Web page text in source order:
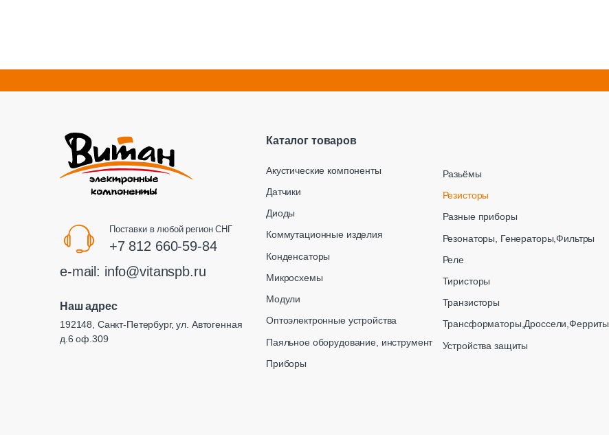
Поставки в любой регион СНГ
+7 812 660-59-84
e-mail: info@vitanspb.ru
Наш адрес
192148, Санкт-Петербург, ул. Автогенная
д.6 оф.309
Каталог товаров
Акустические компоненты
Датчики
Диоды
Коммутационные изделия
Конденсаторы
Микросхемы
Модули
Оптоэлектронные устройства
Паяльное оборудование, инструмент
Приборы
Разьёмы
Резисторы
Разные приборы
Резонаторы, Генераторы,Фильтры
Реле
Тиристоры
Транзисторы
Трансформаторы,Дроссели,Ферриты
Устройства защиты